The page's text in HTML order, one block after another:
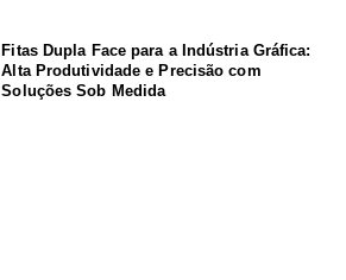
Fitas Dupla Face para a Indústria Gráfica:
Alta Produtividade e Precisão com
Soluções Sob Medida